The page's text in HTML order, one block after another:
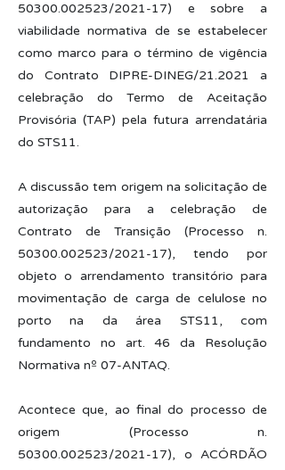
50300.002523/2021-17) e sobre a
viabilidade normativa de se estabelecer
como marco para o término de vigência
do Contrato DIPRE-DINEG/21.2021 a
celebração do Termo de Aceitação
Provisória (TAP) pela futura arrendatária
do STS11.
A discussão tem origem na solicitação de
autorização para a celebração de
Contrato de Transição (Processo n.
50300.002523/2021-17), tendo por
objeto o arrendamento transitório para
movimentação de carga de celulose no
porto na da área STS11, com
fundamento no art. 46 da Resolução
Normativa nº 07-ANTAQ.
Acontece que, ao final do processo de
origem (Processo n.
50300.002523/2021-17), o ACÓRDÃO